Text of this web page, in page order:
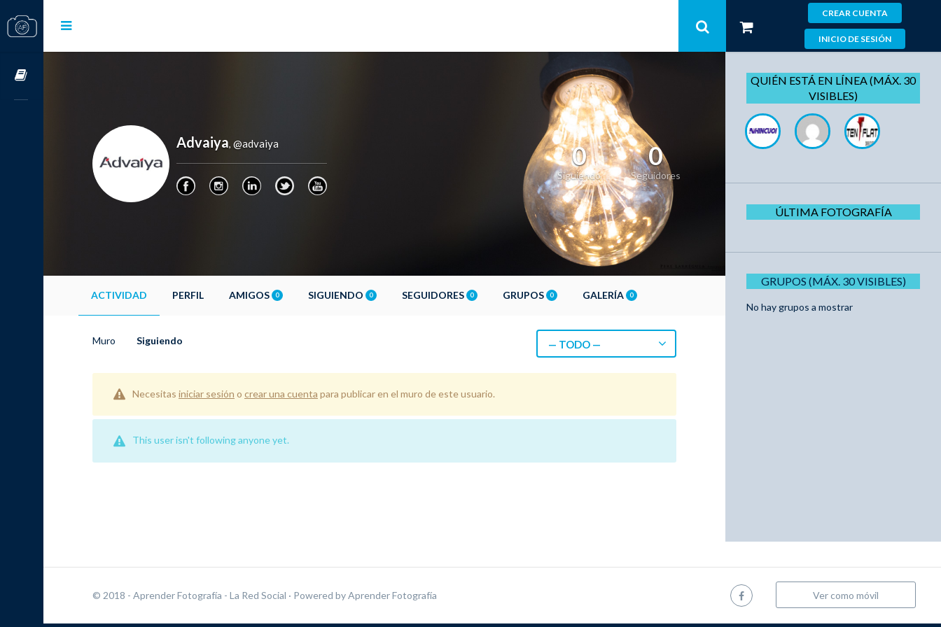
CREAR CUENTA
INICIO DE SESIÓN
Advaiya, @advaiya 0
Siguiendo
0
Seguidores
ACTIVIDAD PERFIL AMIGOS 0 SIGUIENDO 0 SEGUIDORES 0 GRUPOS 0 GALERÍA 0
Muro Siguiendo — TODO —
Necesitas iniciar sesión o crear una cuenta para publicar en el muro de este usuario.
This user isn't following anyone yet.
QUIÉN ESTÁ EN LÍNEA (MÁX. 30
VISIBLES)
ÚLTIMA FOTOGRAFÍA
GRUPOS (MÁX. 30 VISIBLES)
No hay grupos a mostrar
© 2018 - Aprender Fotografía - La Red Social · Powered byAprender Fotografía